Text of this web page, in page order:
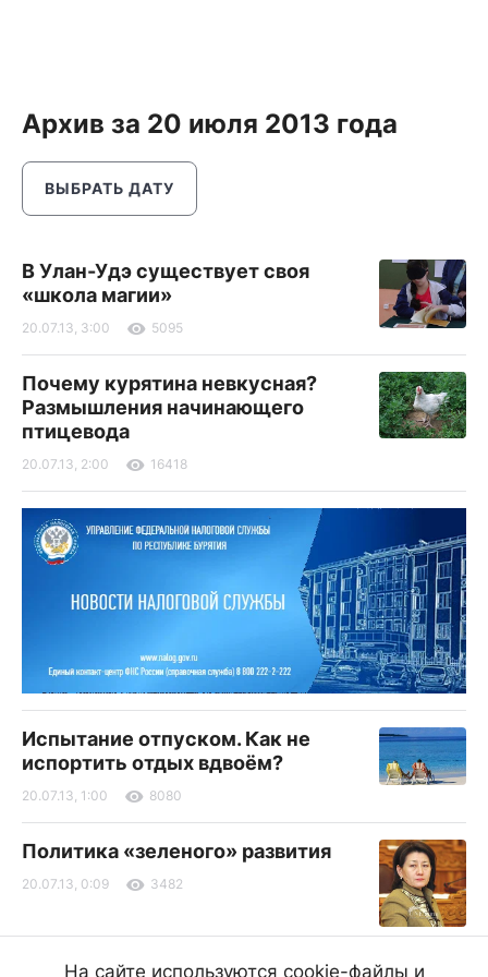
Архив за 20 июля 2013 года
ВЫБРАТЬ ДАТУ
В Улан-Удэ существует своя
«школа магии»
20.07.13, 3:00 5095
Почему курятина невкусная?
Размышления начинающего
птицевода
20.07.13, 2:00 16418
Испытание отпуском. Как не
испортить отдых вдвоём?
20.07.13, 1:00 8080
Политика «зеленого» развития
20.07.13, 0:09 3482
В Бурятии стали известны имена
На сайте используются cookie-файлы и